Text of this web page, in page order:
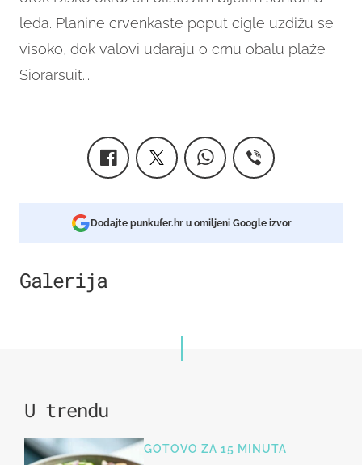
leda. Planine crvenkaste poput cigle uzdižu se
visoko, dok valovi udaraju o crnu obalu plaže
Siorarsuit...
Dodajte punkufer.hr u omiljeni Google izvor
Galerija
U trendu
GOTOVO ZA 15 MINUTA